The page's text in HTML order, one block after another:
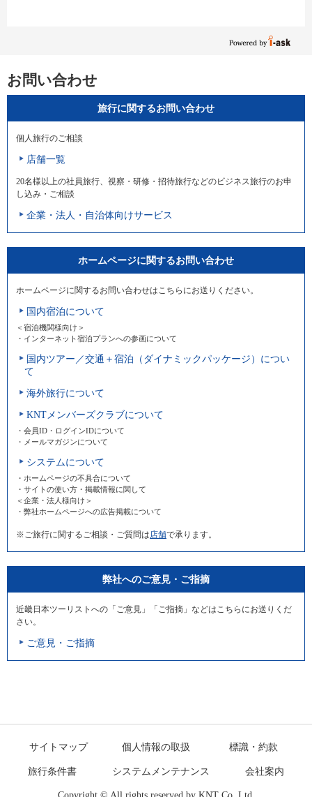
お問い合わせ
旅行に関するお問い合わせ
個人旅行のご相談
店舗一覧
20名様以上の社員旅行、視察・研修・招待旅行などのビジネス旅行のお申
し込み・ご相談
企業・法人・自治体向けサービス
ホームページに関するお問い合わせ
ホームページに関するお問い合わせはこちらにお送りください。
国内宿泊について
＜宿泊機関様向け＞
・インターネット宿泊プランへの参画について
国内ツアー／交通＋宿泊（ダイナミックパッケージ）につい
て
海外旅行について
KNTメンバーズクラブについて
・会員ID・ログインIDについて
・メールマガジンについて
システムについて
・ホームページの不具合について
・サイトの使い方・掲載情報に関して
＜企業・法人様向け＞
・弊社ホームページへの広告掲載について
※ご旅行に関するご相談・ご質問は 店舗で承ります。
弊社へのご意見・ご指摘
近畿日本ツーリストへの「ご意見」「ご指摘」などはこちらにお送りくだ
さい。
ご意見・ご指摘
サイトマップ 個人情報の取扱 標識・約款
旅行条件書 システムメンテナンス 会社案内